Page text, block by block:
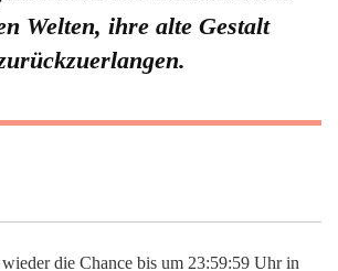
Welten, ihre alte Gestalt
die Chance bis um 23:59:59 Uhr in